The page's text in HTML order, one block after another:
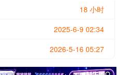
18 小时
2025-6-9 02:34
2026-5-16 05:27